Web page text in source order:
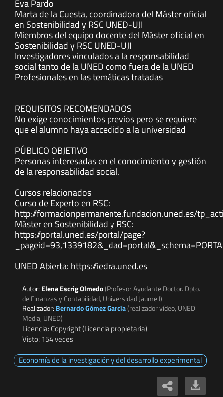
Eva Pardo
Marta de la Cuesta, coordinadora del Máster oficial
en Sostenibilidad y RSC UNED-UJI
Miembros del equipo docente del Máster oficial en
Sostenibilidad y RSC UNED-UJI
Investigadores vinculados a la responsabilidad
social tanto de la UNED como fuera de la UNED
Profesionales en las temáticas tratadas
REQUISITOS RECOMENDADOS
No exige conocimientos previos pero se requiere
que el alumno haya accedido a la universidad
PÚBLICO OBJETIVO
Personas interesadas en el conocimiento y gestión
de la responsabilidad social.
Cursos relacionados
Curso de Experto en RSC:
http://formacionpermanente.fundacion.uned.es/
Máster en Sostenibilidad y RSC:
https://portal.uned.es/portal/page?
UNED Abierta: https://iedra.uned.es
Autor: Elena Escrig Olmedo(Profesor Ayudante Doctor. Dpto.
de Finanzas y Contabilidad, Universidad Jaume I)
Realizador: Bernardo Gómez García(realizador vídeo, UNED
Media, UNED)
Licencia: Copyright (Licencia propietaria)
Visto: 154 veces
Economía de la investigación y del desarrollo experimental